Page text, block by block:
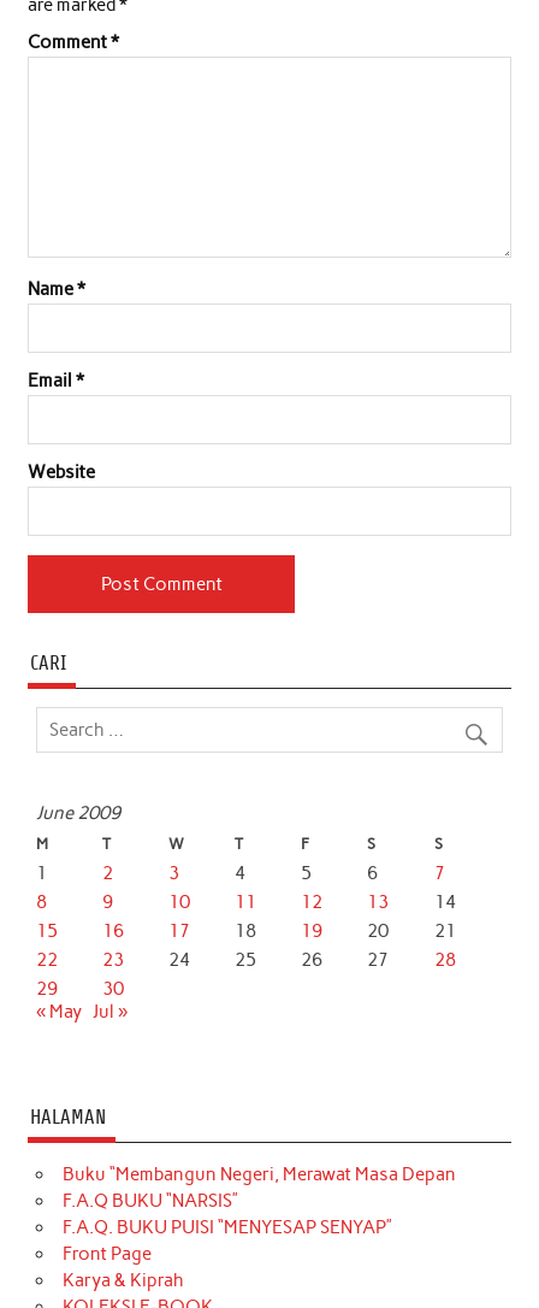
o
r
p
I
are marked *
Comment*
Name*
Email *
Website
CARI
June 2009
M T W T F S S
1 2 3 4 5 6
7
8
9 10 11 12 13
14
15
16 17 18 19 20
21
22
23 24 25 26 27
28
29
30
« May Jul »
HALAMAN
Buku “Membangun Negeri, Merawat Masa Depan
F.A.Q BUKU “NARSIS”
F.A.Q. BUKU PUISI “MENYESAP SENYAP”
Front Page
Karya & Kiprah